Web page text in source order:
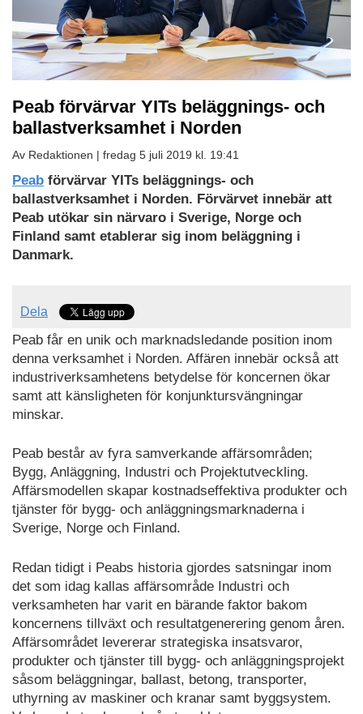
Peab förvärvar YITs beläggnings- och
ballastverksamhet i Norden
Av Redaktionen | fredag 5 juli 2019 kl. 19:41
Peab förvärvar YITs beläggnings- och
ballastverksamhet i Norden. Förvärvet innebär att
Peab utökar sin närvaro i Sverige, Norge och
Finland samt etablerar sig inom beläggning i
Danmark.
Dela
Peab får en unik och marknadsledande position inom
denna verksamhet i Norden. Affären innebär också att
industriverksamhetens betydelse för koncernen ökar
samt att känsligheten för konjunktursvängningar
minskar.
Peab består av fyra samverkande affärsområden;
Bygg, Anläggning, Industri och Projektutveckling.
Affärsmodellen skapar kostnadseffektiva produkter och
tjänster för bygg- och anläggningsmarknaderna i
Sverige, Norge och Finland.
Redan tidigt i Peabs historia gjordes satsningar inom
det som idag kallas affärsområde Industri och
verksamheten har varit en bärande faktor bakom
koncernens tillväxt och resultatgenerering genom åren.
Affärsområdet levererar strategiska insatsvaror,
produkter och tjänster till bygg- och anläggningsprojekt
såsom beläggningar, ballast, betong, transporter,
uthyrning av maskiner och kranar samt byggsystem.